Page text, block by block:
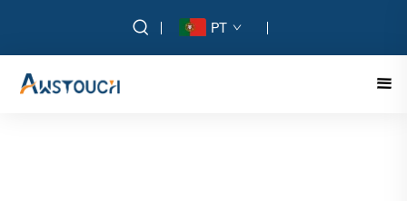
PT